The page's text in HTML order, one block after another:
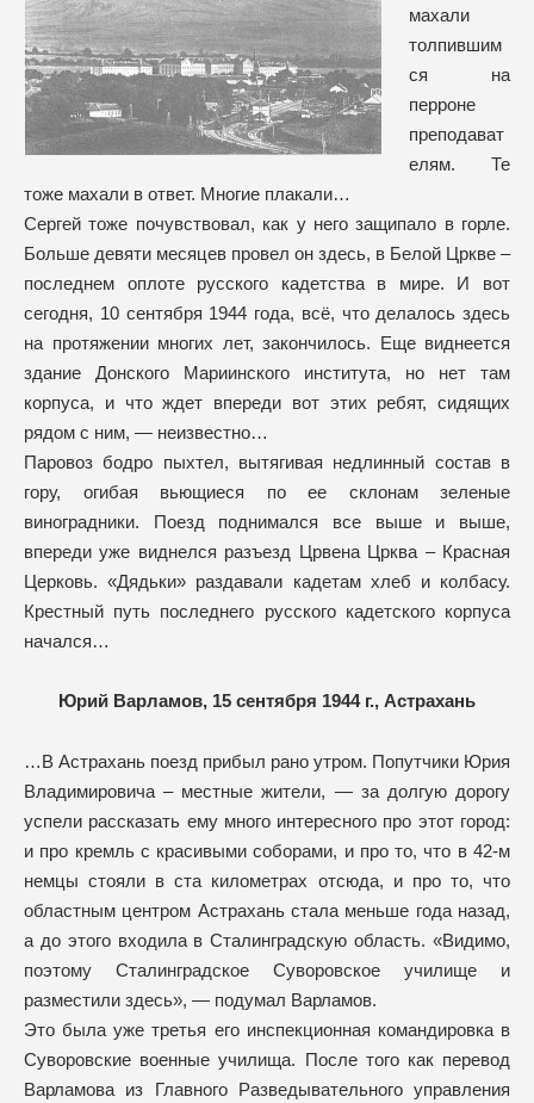
махали
толпившим
ся на
перроне
преподават
елям. Те
тоже махали в ответ. Многие плакали…
Сергей тоже почувствовал, как у него защипало в горле.
Больше девяти месяцев провел он здесь, в Белой Цркве –
последнем оплоте русского кадетства в мире. И вот
сегодня, 10 сентября 1944 года, всё, что делалось здесь
на протяжении многих лет, закончилось. Еще виднеется
здание Донского Мариинского института, но нет там
корпуса, и что ждет впереди вот этих ребят, сидящих
рядом с ним, — неизвестно…
Паровоз бодро пыхтел, вытягивая недлинный состав в
гору, огибая вьющиеся по ее склонам зеленые
виноградники. Поезд поднимался все выше и выше,
впереди уже виднелся разъезд Црвена Црква – Красная
Церковь. «Дядьки» раздавали кадетам хлеб и колбасу.
Крестный путь последнего русского кадетского корпуса
начался…
Юрий Варламов, 15 сентября 1944 г., Астрахань
…В Астрахань поезд прибыл рано утром. Попутчики Юрия
Владимировича – местные жители, — за долгую дорогу
успели рассказать ему много интересного про этот город:
и про кремль с красивыми соборами, и про то, что в 42-м
немцы стояли в ста километрах отсюда, и про то, что
областным центром Астрахань стала меньше года назад,
а до этого входила в Сталинградскую область. «Видимо,
поэтому Сталинградское Суворовское училище и
разместили здесь», — подумал Варламов.
Это была уже третья его инспекционная командировка в
Суворовские военные училища. После того как перевод
Варламова из Главного Разведывательного управления